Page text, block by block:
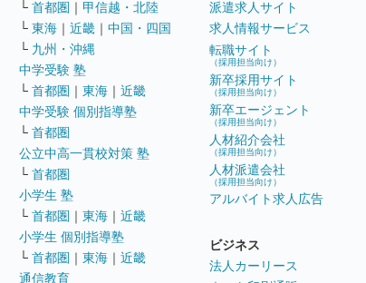
└ 首都圏 ｜ 甲信越・北陸
└ 東海 ｜ 近畿 ｜ 中国・四国
└ 九州・沖縄
中学受験 塾
└ 首都圏 ｜ 東海 ｜ 近畿
中学受験 個別指導塾
└ 首都圏
公立中高一貫校対策 塾
└ 首都圏
小学生 塾
└ 首都圏 ｜ 東海 ｜ 近畿
小学生 個別指導塾
└ 首都圏 ｜ 東海 ｜ 近畿
通信教育
派遣求人サイト
求人情報サービス
転職サイト
（採用担当向け）
新卒採用サイト
（採用担当向け）
新卒エージェント
（採用担当向け）
人材紹介会社
（採用担当向け）
人材派遣会社
（採用担当向け）
アルバイト求人広告
ビジネス
法人カーリース